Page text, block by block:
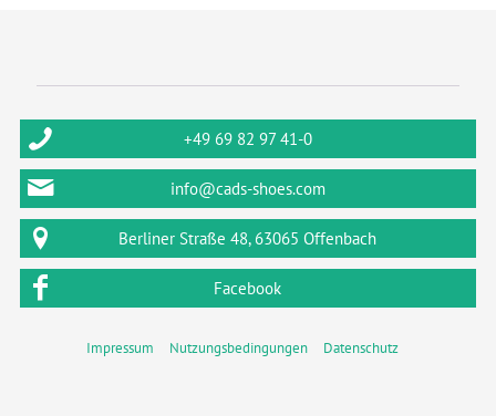
+49 69 82 97 41-0
info@cads-shoes.com
Berliner Straße 48, 63065 Offenbach
Facebook
Impressum Nutzungsbedingungen Datenschutz